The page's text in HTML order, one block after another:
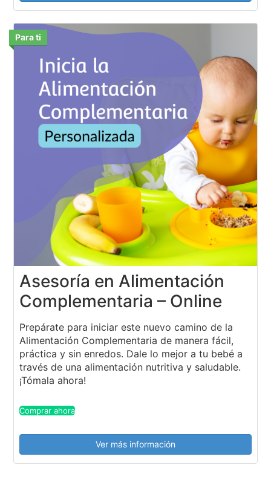
Para ti
Asesoría en Alimentación
Complementaria – Online
Prepárate para iniciar este nuevo camino de la
Alimentación Complementaria de manera fácil,
práctica y sin enredos. Dale lo mejor a tu bebé a
través de una alimentación nutritiva y saludable.
¡Tómala ahora!
Comprar ahora
Ver más información